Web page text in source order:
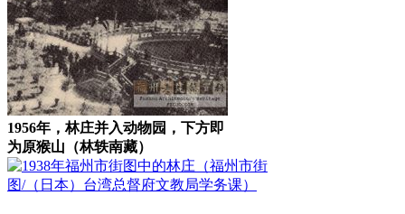
1956年，林庄并入动物园，下方即
为原猴山（林轶南藏）